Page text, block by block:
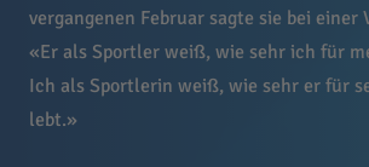
vergangenen Februar sagte sie bei einer
«Er als Sportler weiß, wie sehr ich für
Ich als Sportlerin weiß, wie sehr er für
lebt.»